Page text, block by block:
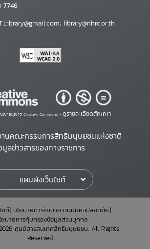
7746
library@nhrc.or.th
ญาอนุญาต Creative Commons • ดูรายละเอียดสัญญา
นคณะกรรมการสิทธิมนุษยชนแห่งชาติ
ลข่าวสารของทางราชการ
แผนผังเว็บไซต์
ซต์ นโยบายการรักษาความมั่นคงปลอดภัย
ยบายการคุ้มครองข้อมูลส่วนบุคคล
ศูนย์สารสนเทศสิทธิมนุษยชน. All Rights
Reserved.